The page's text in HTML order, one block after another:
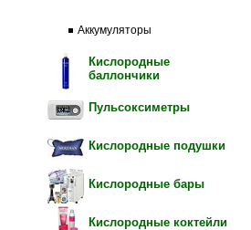
Аккумуляторы
Кислородные
баллончики
Пульсоксиметры
Кислородные подушки
Кислородные бары
Кислородные коктейли